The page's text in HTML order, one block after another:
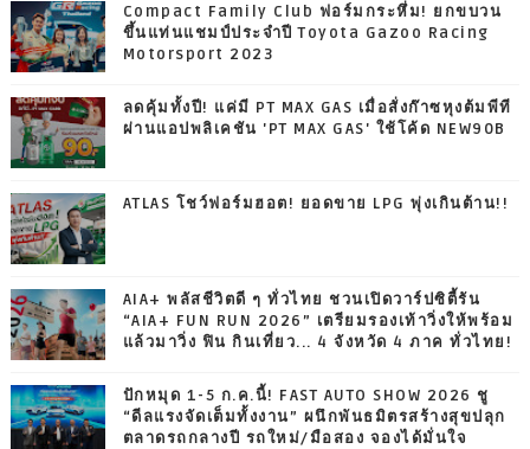
Compact Family Club ฟอร์มกระหึ่ม! ยกขบวน
ขึ้นแท่นแชมป์ประจำปี Toyota Gazoo Racing
Motorsport 2023
ลดคุ้มทั้งปี! แค่มี PT MAX GAS เมื่อสั่งก๊าซหุงต้มพีที
ผ่านแอปพลิเคชัน 'PT MAX GAS' ใช้โค้ด NEW90B
ATLAS โชว์ฟอร์มฮอต! ยอดขาย LPG พุ่งเกินต้าน!!
AIA+ พลัสชีวิตดี ๆ ทั่วไทย ชวนเปิดวาร์ปซิตี้รัน
“AIA+ FUN RUN 2026” เตรียมรองเท้าวิ่งให้พร้อม
แล้วมาวิ่ง ฟิน กินเที่ยว... 4 จังหวัด 4 ภาค ทั่วไทย!
ปักหมุด 1-5 ก.ค.นี้! FAST AUTO SHOW 2026 ชู
“ดีลแรงจัดเต็มทั้งงาน” ผนึกพันธมิตรสร้างสุขปลุก
ตลาดรถกลางปี รถใหม่/มือสอง จองได้มั่นใจ